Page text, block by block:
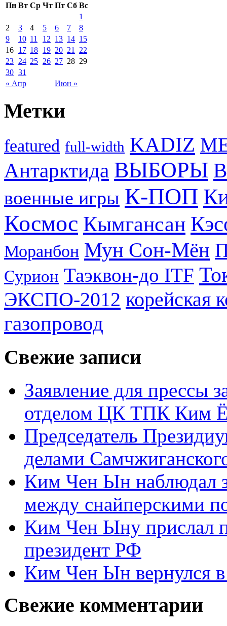
Пн Вт Ср Чт Пт Сб Вс
« Апр Июн »
1
2
3 4 5 6 7
8
9
10 11 12 13 14 15
16 17 18 19 20 21
22
23 24 25 26 27 28 29
30 31
Метки
featured full-width KADIZ
Антарктида ВЫБОРЫ
военные игры К-ПОП
Космос Кымгансан
Моранбон Мун Сон-Мён
Сурион Таэквон-до ITF
ЭКСПО-2012 корейская
газопровод
Свежие записи
Заявление для прессы
отделом ЦК ТПК Ким
Председатель
делами
Ким Чен Ын наблюдал
между снайперскими
Ким Чен Ыну прислал
президент РФ
Ким Чен Ын вернулся
Свежие комментарии